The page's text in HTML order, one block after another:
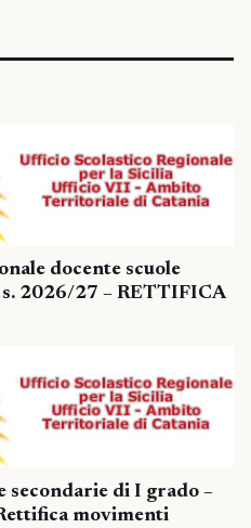
docente scuole
2026/27 – RETTIFICA
secondarie di I grado –
movimenti